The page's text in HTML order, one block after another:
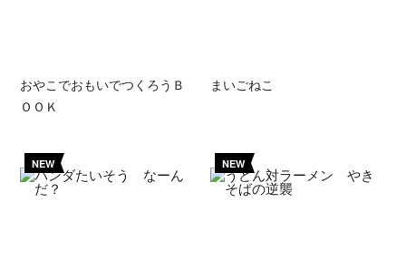
おやこでおもいでつくろうＢ
ＯＯＫ
まいごねこ
NEW NEW